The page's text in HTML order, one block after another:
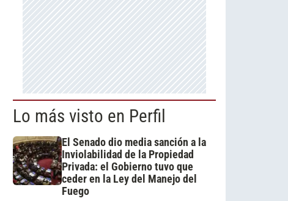
Lo más visto en Perfil
El Senado dio media sanción a la
Inviolabilidad de la Propiedad
Privada: el Gobierno tuvo que
ceder en la Ley del Manejo del
Fuego